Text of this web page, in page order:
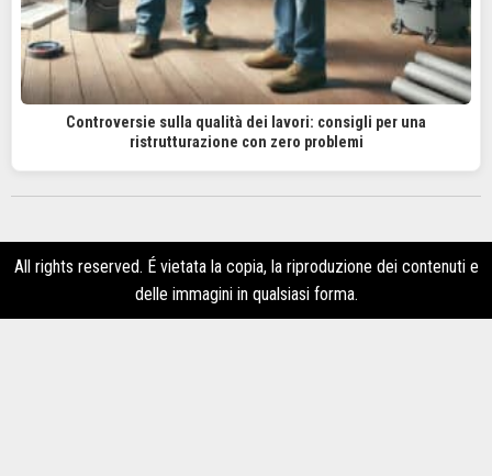
Controversie sulla qualità dei lavori: consigli per una
ristrutturazione con zero problemi
All rights reserved. É vietata la copia, la riproduzione dei contenuti e
delle immagini in qualsiasi forma.